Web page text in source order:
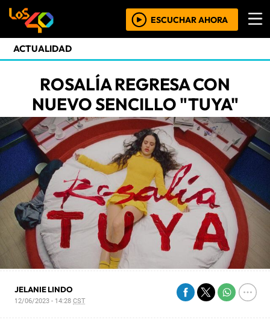
ESCUCHAR AHORA
ACTUALIDAD
ROSALÍA REGRESA CON
NUEVO SENCILLO "TUYA"
JELANIE LINDO
12/06/2023 - 14:28CST